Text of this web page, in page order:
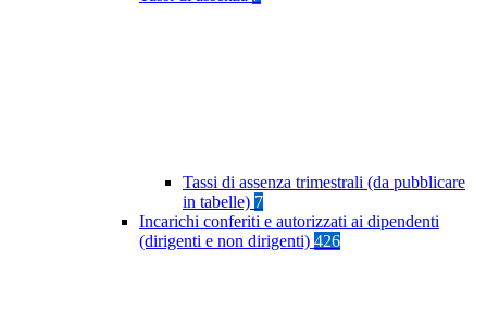
Tassi di assenza trimestrali (da pubblicare
in tabelle) 7
Incarichi conferiti e autorizzati ai dipendenti
(dirigenti e non dirigenti) 426